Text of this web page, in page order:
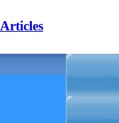
Articles